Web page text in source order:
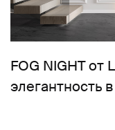
FOG NIGHT от
элегантность